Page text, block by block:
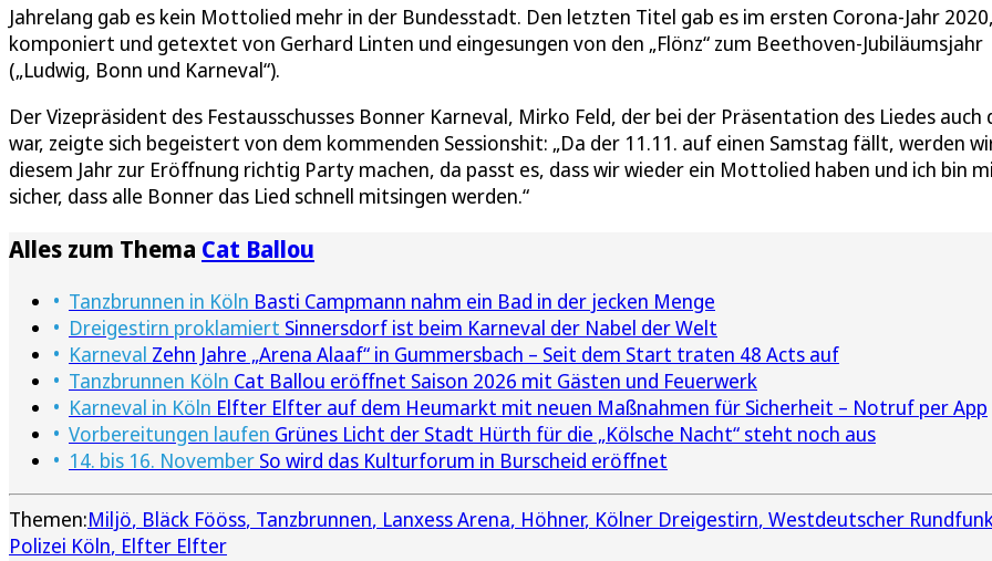
Jahrelang gab es kein Mottolied mehr in der Bundesstadt. Den letzten Titel gab es im ersten Corona-Jahr 2020,
komponiert und getextet von Gerhard Linten und eingesungen von den „Flönz“ zum Beethoven-Jubiläumsjahr
(„Ludwig, Bonn und Karneval“).
Der Vizepräsident des Festausschusses Bonner Karneval, Mirko Feld, der bei der Präsentation des Liedes auch
war, zeigte sich begeistert von dem kommenden Sessionshit: „Da der 11.11. auf einen Samstag fällt, werden
diesem Jahr zur Eröffnung richtig Party machen, da passt es, dass wir wieder ein Mottolied haben und ich bin
sicher, dass alle Bonner das Lied schnell mitsingen werden.“
Alles zum Thema Cat Ballou
Tanzbrunnen in Köln Basti Campmann nahm ein Bad in der jecken Menge
Dreigestirn proklamiert Sinnersdorf ist beim Karneval der Nabel der Welt
Karneval Zehn Jahre „Arena Alaaf“ in Gummersbach – Seit dem Start traten 48 Acts auf
Tanzbrunnen Köln Cat Ballou eröffnet Saison 2026 mit Gästen und Feuerwerk
Karneval in Köln Elfter Elfter auf dem Heumarkt mit neuen Maßnahmen für Sicherheit – Notruf per App
Vorbereitungen laufen Grünes Licht der Stadt Hürth für die „Kölsche Nacht“ steht noch aus
14. bis 16. November So wird das Kulturforum in Burscheid eröffnet
Themen:Miljö Bläck Fööss Tanzbrunnen Lanxess Arena Höhner Kölner Dreigestirn Westdeutscher
Polizei Köln Elfter Elfter